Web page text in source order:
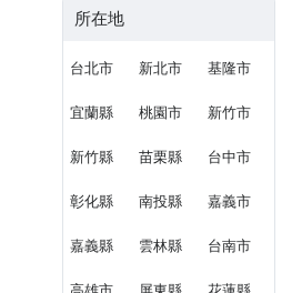
所在地
台北市 新北市 基隆市
宜蘭縣 桃園市 新竹市
新竹縣 苗栗縣 台中市
彰化縣 南投縣 嘉義市
嘉義縣 雲林縣 台南市